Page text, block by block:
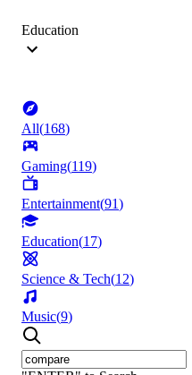
Education
All(168)
Gaming(119)
Entertainment(91)
Education(17)
Science & Tech(12)
Music(9)